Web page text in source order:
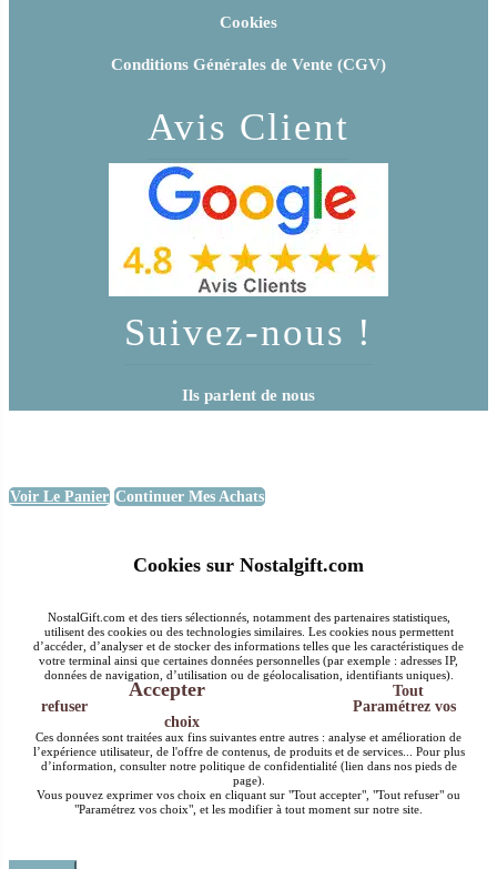
Cookies
Conditions Générales de Vente (CGV)
Avis Client
Suivez-nous !
Ils parlent de nous
Voir Le Panier Continuer Mes Achats
Cookies sur Nostalgift.com
NostalGift.com et des tiers sélectionnés, notamment des partenaires statistiques,
utilisent des cookies ou des technologies similaires. Les cookies nous permettent
d’accéder, d’analyser et de stocker des informations telles que les caractéristiques de
votre terminal ainsi que certaines données personnelles (par exemple : adresses IP,
données de navigation, d’utilisation ou de géolocalisation, identifiants uniques).
Accepter
Tout
refuser
Paramétrez vos
choix
Ces données sont traitées aux fins suivantes entre autres : analyse et amélioration de
l’expérience utilisateur, de l'offre de contenus, de produits et de services... Pour plus
d’information, consulter notre politique de confidentialité (lien dans nos pieds de
page).
Vous pouvez exprimer vos choix en cliquant sur "Tout accepter", "Tout refuser" ou
"Paramétrez vos choix", et les modifier à tout moment sur notre site.